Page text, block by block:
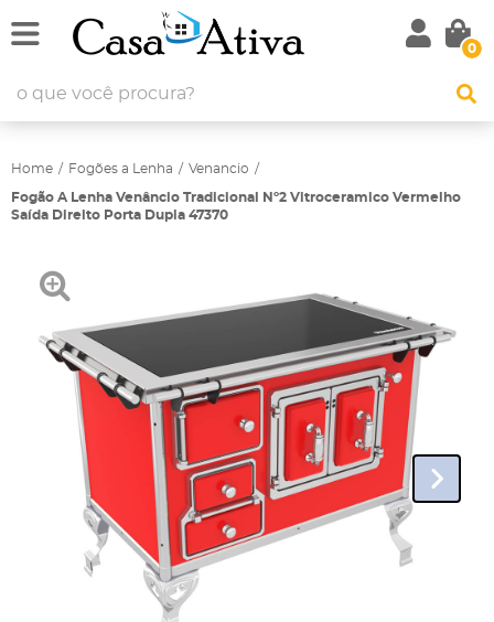
0
Home Fogões a Lenha Venancio
Fogão A Lenha Venâncio Tradicional Nº2 Vitroceramico Vermelho
Saída Direito Porta Dupla 47370